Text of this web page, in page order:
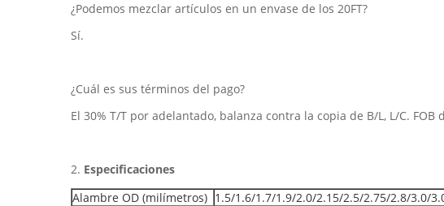
¿Podemos mezclar artículos en un envase de los 20FT?
Sí.
¿Cuál es sus términos del pago?
El 30% T/T por adelantado, balanza contra la copia de B/L, L/C.
2. Especificaciones
Alambre OD (milímetros) 1.5/1.6/1.7/1.9/2.0/2.15/2.5/2.75/2.8/3.0/